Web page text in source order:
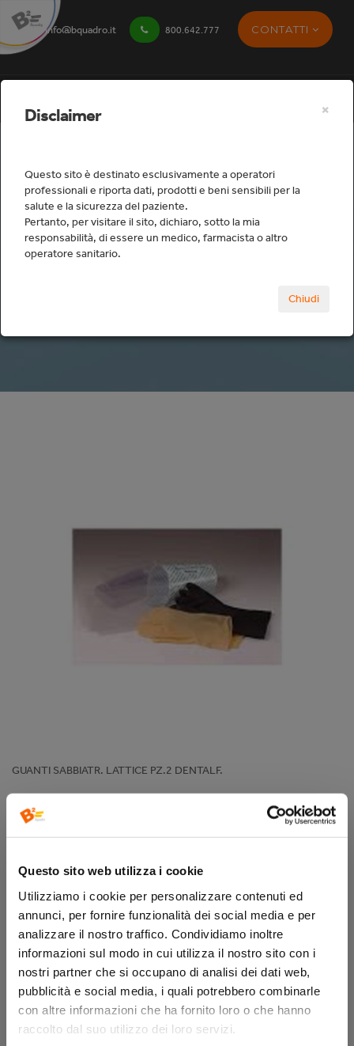
Questo sito web utilizza i cookie
Utilizziamo i cookie per personalizzare contenuti ed
annunci, per fornire funzionalità dei social media e per
analizzare il nostro traffico. Condividiamo inoltre
informazioni sul modo in cui utilizza il nostro sito con i
nostri partner che si occupano di analisi dei dati web,
pubblicità e social media, i quali potrebbero combinarle
con altre informazioni che ha fornito loro o che hanno
raccolto dal suo utilizzo dei loro servizi.
info@bquadro.it 800.642.777 CONTATTI
Studio
GUANTI SABBIATR. LATTICE PZ.2 DENTALF.
DENTALFARM
DTRMA103
disponibilità:
REGISTRATI ORA ACCEDI
Disclaimer ×
Questo sito è destinato esclusivamente a operatori
professionali e riporta dati, prodotti e beni sensibili per la
salute e la sicurezza del paziente.
Pertanto, per visitare il sito, dichiaro, sotto la mia
responsabilità, di essere un medico, farmacista o altro
operatore sanitario.
Chiudi